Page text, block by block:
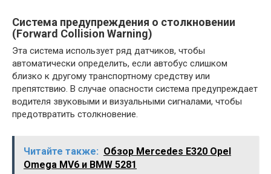
Система предупреждения о столкновении
(Forward Collision Warning)
Эта система использует ряд датчиков, чтобы
автоматически определить, если автобус слишком
близко к другому транспортному средству или
препятствию. В случае опасности система предупреждает
водителя звуковыми и визуальными сигналами, чтобы
предотвратить столкновение.
Читайте также: Обзор Mercedes Е320 Opel
Omega MV6 и BMW 5281